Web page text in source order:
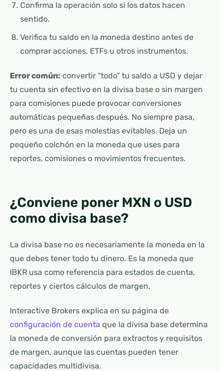
Confirma la operación solo si los datos hacen
sentido.
Verifica tu saldo en la moneda destino antes de
comprar acciones, ETFs u otros instrumentos.
Error común: convertir “todo” tu saldo a USD y dejar
tu cuenta sin efectivo en la divisa base o sin margen
para comisiones puede provocar conversiones
automáticas pequeñas después. No siempre pasa,
pero es una de esas molestias evitables. Deja un
pequeño colchón en la moneda que uses para
reportes, comisiones o movimientos frecuentes.
¿Conviene poner MXN o USD
como divisa base?
La divisa base no es necesariamente la moneda en la
que debes tener todo tu dinero. Es la moneda que
IBKR usa como referencia para estados de cuenta,
reportes y ciertos cálculos de margen.
Interactive Brokers explica en su página de
configuración de cuenta que la divisa base determina
la moneda de conversión para extractos y requisitos
de margen, aunque las cuentas pueden tener
capacidades multidivisa.